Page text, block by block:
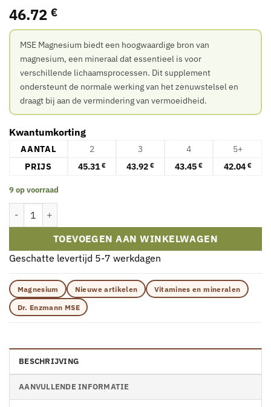
46.72 €
MSE Magnesium biedt een hoogwaardige bron van
magnesium, een mineraal dat essentieel is voor
verschillende lichaamsprocessen. Dit supplement
ondersteunt de normale werking van het zenuwstelsel en
draagt bij aan de vermindering van vermoeidheid.
Kwantumkorting
AANTAL 2 3 4
5+
PRIJS
45.31€ 43.92 € 43.45 € 42.04 €
9 op voorraad
Dr. Enzmann MSE Magnesium – 120 Capsules aantal
TOEVOEGEN AAN WINKELWAGEN
Geschatte levertijd 5-7 werkdagen
Magnesium Nieuwe artikelen
Vitamines en mineralen
Dr. Enzmann MSE
BESCHRIJVING
AANVULLENDE INFORMATIE